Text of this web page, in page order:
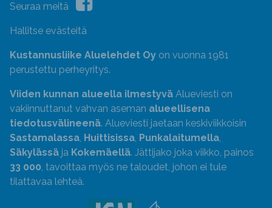
Seuraa meitä
Hallitse evästeitä
Kustannusliike Aluelehdet Oy on vuonna 1981
perustettu perheyritys.
Viiden kunnan alueella ilmestyvä Alueviesti on
vakiinnuttanut vahvan aseman alueellisena
tiedotusvälineenä. Alueviesti jaetaan keskiviikkoisin
Sastamalassa, Huittisissa, Punkalaitumella,
Säkylässä ja Kokemäellä. Jättijako joka viikko, painos
33 000, tavoittaa myös ne taloudet, johon ei tule
tilattavaa lehteä.